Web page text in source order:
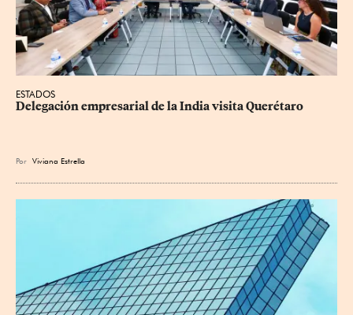
ESTADOS
Delegación empresarial de la India visita Querétaro
Por Viviana Estrella